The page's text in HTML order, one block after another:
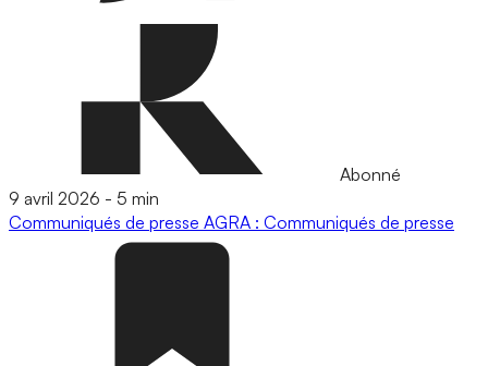
Abonné
9 avril 2026 - 5 min
Communiqués de presse AGRA : Communiqués de presse